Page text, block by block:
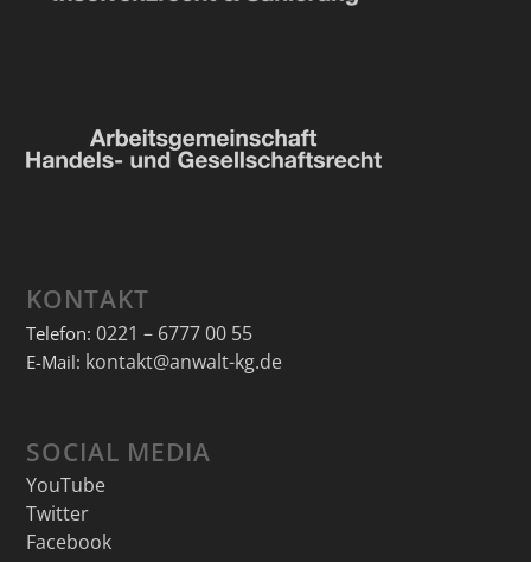
KONTAKT
Telefon: 0221 – 6777 00 55
E-Mail: kontakt@anwalt-kg.de
SOCIAL MEDIA
YouTube
Twitter
Facebook